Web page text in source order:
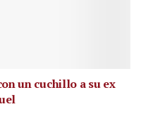
un cuchillo a su ex